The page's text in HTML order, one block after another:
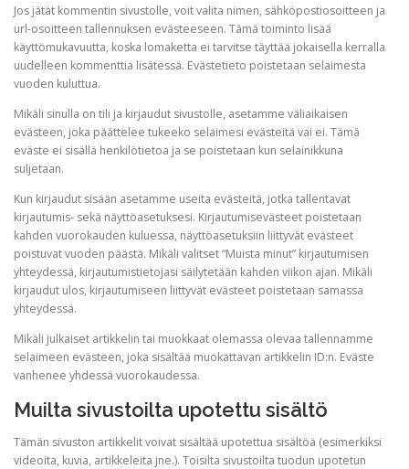
Jos jätät kommentin sivustolle, voit valita nimen, sähköpostiosoitteen ja
url-osoitteen tallennuksen evästeeseen. Tämä toiminto lisää
käyttömukavuutta, koska lomaketta ei tarvitse täyttää jokaisella kerralla
uudelleen kommenttia lisätessä. Evästetieto poistetaan selaimesta
vuoden kuluttua.
Mikäli sinulla on tili ja kirjaudut sivustolle, asetamme väliaikaisen
evästeen, joka päättelee tukeeko selaimesi evästeitä vai ei. Tämä
eväste ei sisällä henkilötietoa ja se poistetaan kun selainikkuna
suljetaan.
Kun kirjaudut sisään asetamme useita evästeitä, jotka tallentavat
kirjautumis- sekä näyttöasetuksesi. Kirjautumisevästeet poistetaan
kahden vuorokauden kuluessa, näyttöasetuksiin liittyvät evästeet
poistuvat vuoden päästä. Mikäli valitset “Muista minut” kirjautumisen
yhteydessä, kirjautumistietojasi säilytetään kahden viikon ajan. Mikäli
kirjaudut ulos, kirjautumiseen liittyvät evästeet poistetaan samassa
yhteydessä.
Mikäli julkaiset artikkelin tai muokkaat olemassa olevaa tallennamme
selaimeen evästeen, joka sisältää muokattavan artikkelin ID:n. Eväste
vanhenee yhdessä vuorokaudessa.
Muilta sivustoilta upotettu sisältö
Tämän sivuston artikkelit voivat sisältää upotettua sisältöä (esimerkiksi
videoita, kuvia, artikkeleita jne.). Toisilta sivustoilta tuodun upotetun